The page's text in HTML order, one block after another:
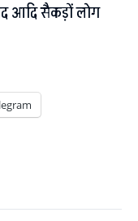
आदि सैकड़ों लोग